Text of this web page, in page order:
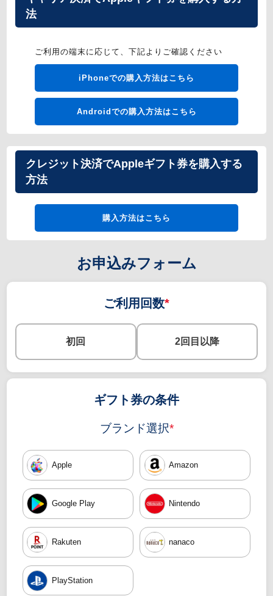
法
ご利用の端末に応じて、下記よりご確認ください
iPhoneでの購入方法はこちら
Androidでの購入方法はこちら
クレジット決済でAppleギフト券を購入する
方法
購入方法はこちら
お申込みフォーム
ご利用回数*
初回 2回目以降
ギフト券の条件
ブランド選択*
Apple Amazon
Google Play Nintendo
Rakuten nanaco
PlayStation